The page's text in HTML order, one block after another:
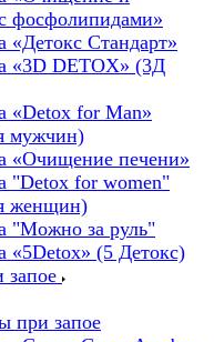
фосфолипидами»
«Детокс Стандарт»
«3D DETOX» (3Д
«Detox for Man»
мужчин)
«Очищение печени»
"Detox for women"
женщин)
"Можно за руль"
«5Detox» (5 Детокс)
при запое